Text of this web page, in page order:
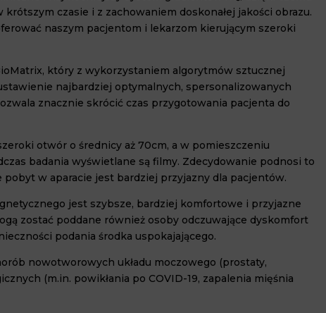
czasie i z zachowaniem doskonałej jakości obrazu.
naszym pacjentom i lekarzom kierującym szeroki
który z wykorzystaniem algorytmów sztucznej
najbardziej optymalnych, spersonalizowanych
znacznie skrócić czas przygotowania pacjenta do
otwór o średnicy aż 70cm, a w pomieszczeniu
badania wyświetlane są filmy. Zdecydowanie podnosi to
w aparacie jest bardziej przyjazny dla pacjentów.
jest szybsze, bardziej komfortowe i przyjazne
zostać poddane również osoby odczuwające dyskomfort
podania środka uspokajającego.
nowotworowych układu moczowego (prostaty,
(m.in. powikłania po COVID-19, zapalenia mięśnia